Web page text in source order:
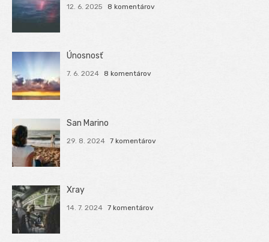
12. 6. 2025 8 komentárov
Únosnosť
7. 6. 2024 8 komentárov
San Marino
29. 8. 2024 7 komentárov
Xray
14. 7. 2024 7 komentárov